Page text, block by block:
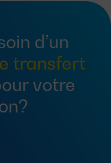
d’un
transfert
votre